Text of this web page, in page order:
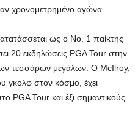
χρονομετρημένο αγώνα.
ως ο Νο. 1 παίκτης
20 εκδηλώσεις PGA Tour στην
τεσσάρων μεγάλων. Ο McIlroy,
γκολφ στον κόσμο, έχει
PGA Tour και έξι σημαντικούς